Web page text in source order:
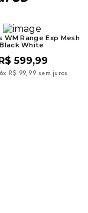
WM Range Exp Mesh
Black White
599,99
6x R$ 99, 99 sem juros